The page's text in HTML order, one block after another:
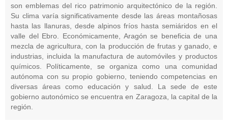
son emblemas del rico patrimonio arquitectónico de la región.
Su clima varía significativamente desde las áreas montañosas
hasta las llanuras, desde alpinos fríos hasta semiáridos en el
valle del Ebro. Económicamente, Aragón se beneficia de una
mezcla de agricultura, con la producción de frutas y ganado, e
industrias, incluida la manufactura de automóviles y productos
químicos. Políticamente, se organiza como una comunidad
autónoma con su propio gobierno, teniendo competencias en
diversas áreas como educación y salud. La sede de este
gobierno autonómico se encuentra en Zaragoza, la capital de la
región.